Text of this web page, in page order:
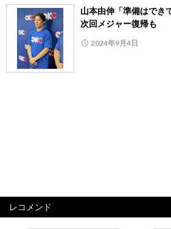
山本由伸「準備はでき
次回メジャー復帰も
2024年9月4日
レコメンド